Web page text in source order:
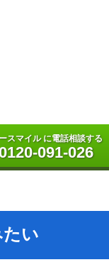
スマイル に電話相談する
091-026
い